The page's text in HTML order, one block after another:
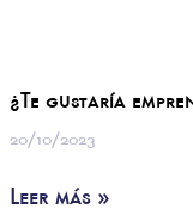
¿Te gustaría
20/10/2023
Leer más »